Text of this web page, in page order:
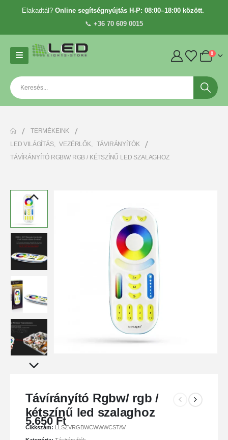
Elakadtál? Online segítségnyújtás H-P: 08:00–18:00 között.
📞 +36 70 609 0015
0
TERMÉKEINK
LED VILÁGÍTÁS, VEZÉRLŐK,
TÁVIRÁNYÍTÓK
TÁVÍRÁNYÍTÓ RGBW/ RGB / KÉTSZÍNŰ LED SZALAGHOZ
Távírányító Rgbw/ rgb /
kétszínű led szalaghoz
5.650Ft
Cikkszám: LLSZVRGBWCWWWCSTAV